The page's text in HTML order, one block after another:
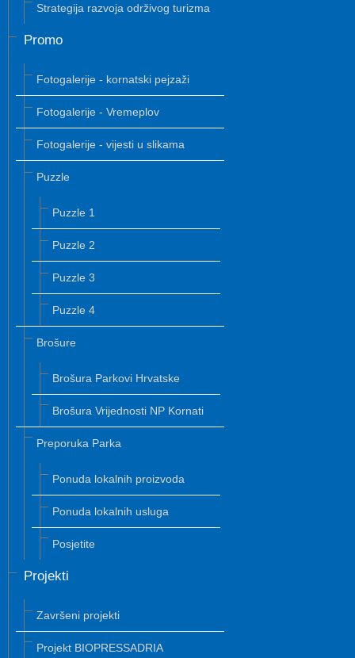
Strategija razvoja održivog turizma
Promo
Fotogalerije - kornatski pejzaži
Fotogalerije - Vremeplov
Fotogalerije - vijesti u slikama
Puzzle
Puzzle 1
Puzzle 2
Puzzle 3
Puzzle 4
Brošure
Brošura Parkovi Hrvatske
Brošura Vrijednosti NP Kornati
Preporuka Parka
Ponuda lokalnih proizvoda
Ponuda lokalnih usluga
Posjetite
Projekti
Završeni projekti
Projekt BIOPRESSADRIA